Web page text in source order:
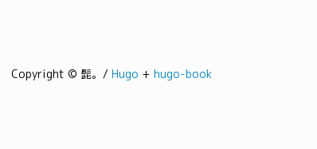
Copyright © 髭。/ Hugo + hugo-book